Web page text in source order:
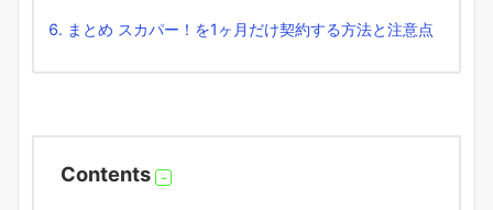
まとめ スカパー！を1ヶ月だけ契約する方法と注意点
Contents